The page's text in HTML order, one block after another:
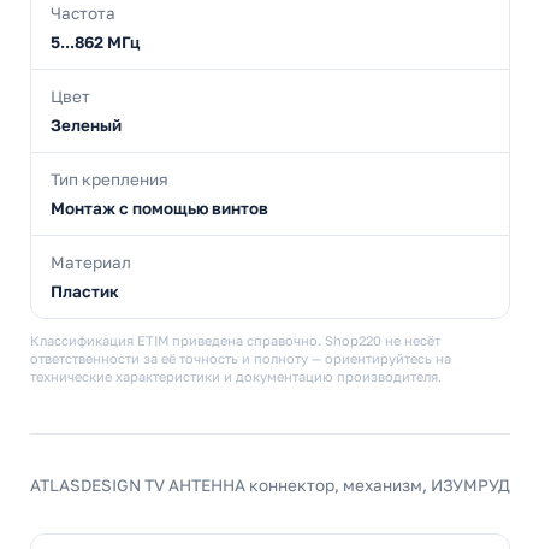
Частота
5...862 МГц
Цвет
Зеленый
Тип крепления
Монтаж с помощью винтов
Материал
Пластик
Классификация ETIM приведена справочно. Shop220 не несёт
ответственности за её точность и полноту — ориентируйтесь на
технические характеристики и документацию производителя.
ATLASDESIGN TV АНТЕННА коннектор, механизм, ИЗУМРУД